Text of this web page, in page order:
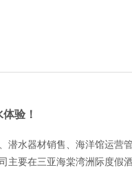
验！
潜水器材销售、海洋馆运营
主要在三亚海棠湾洲际度假